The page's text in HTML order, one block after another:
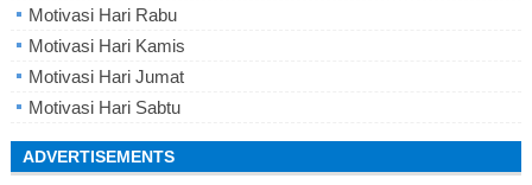
Motivasi Hari Rabu
Motivasi Hari Kamis
Motivasi Hari Jumat
Motivasi Hari Sabtu
ADVERTISEMENTS